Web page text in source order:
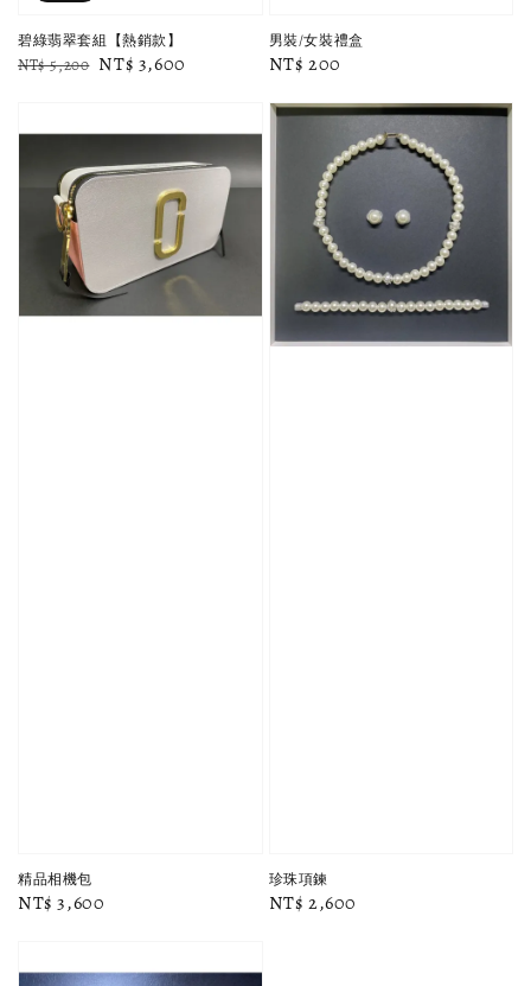
碧綠翡翠套組【熱銷款】
Regular
NT$ 5,200 Sale
NT$ 3,600
男裝/女裝禮盒
Regular
NT$ 200
精品相機包
Regular
NT$ 3,600
珍珠項鍊
Regular
NT$ 2,600